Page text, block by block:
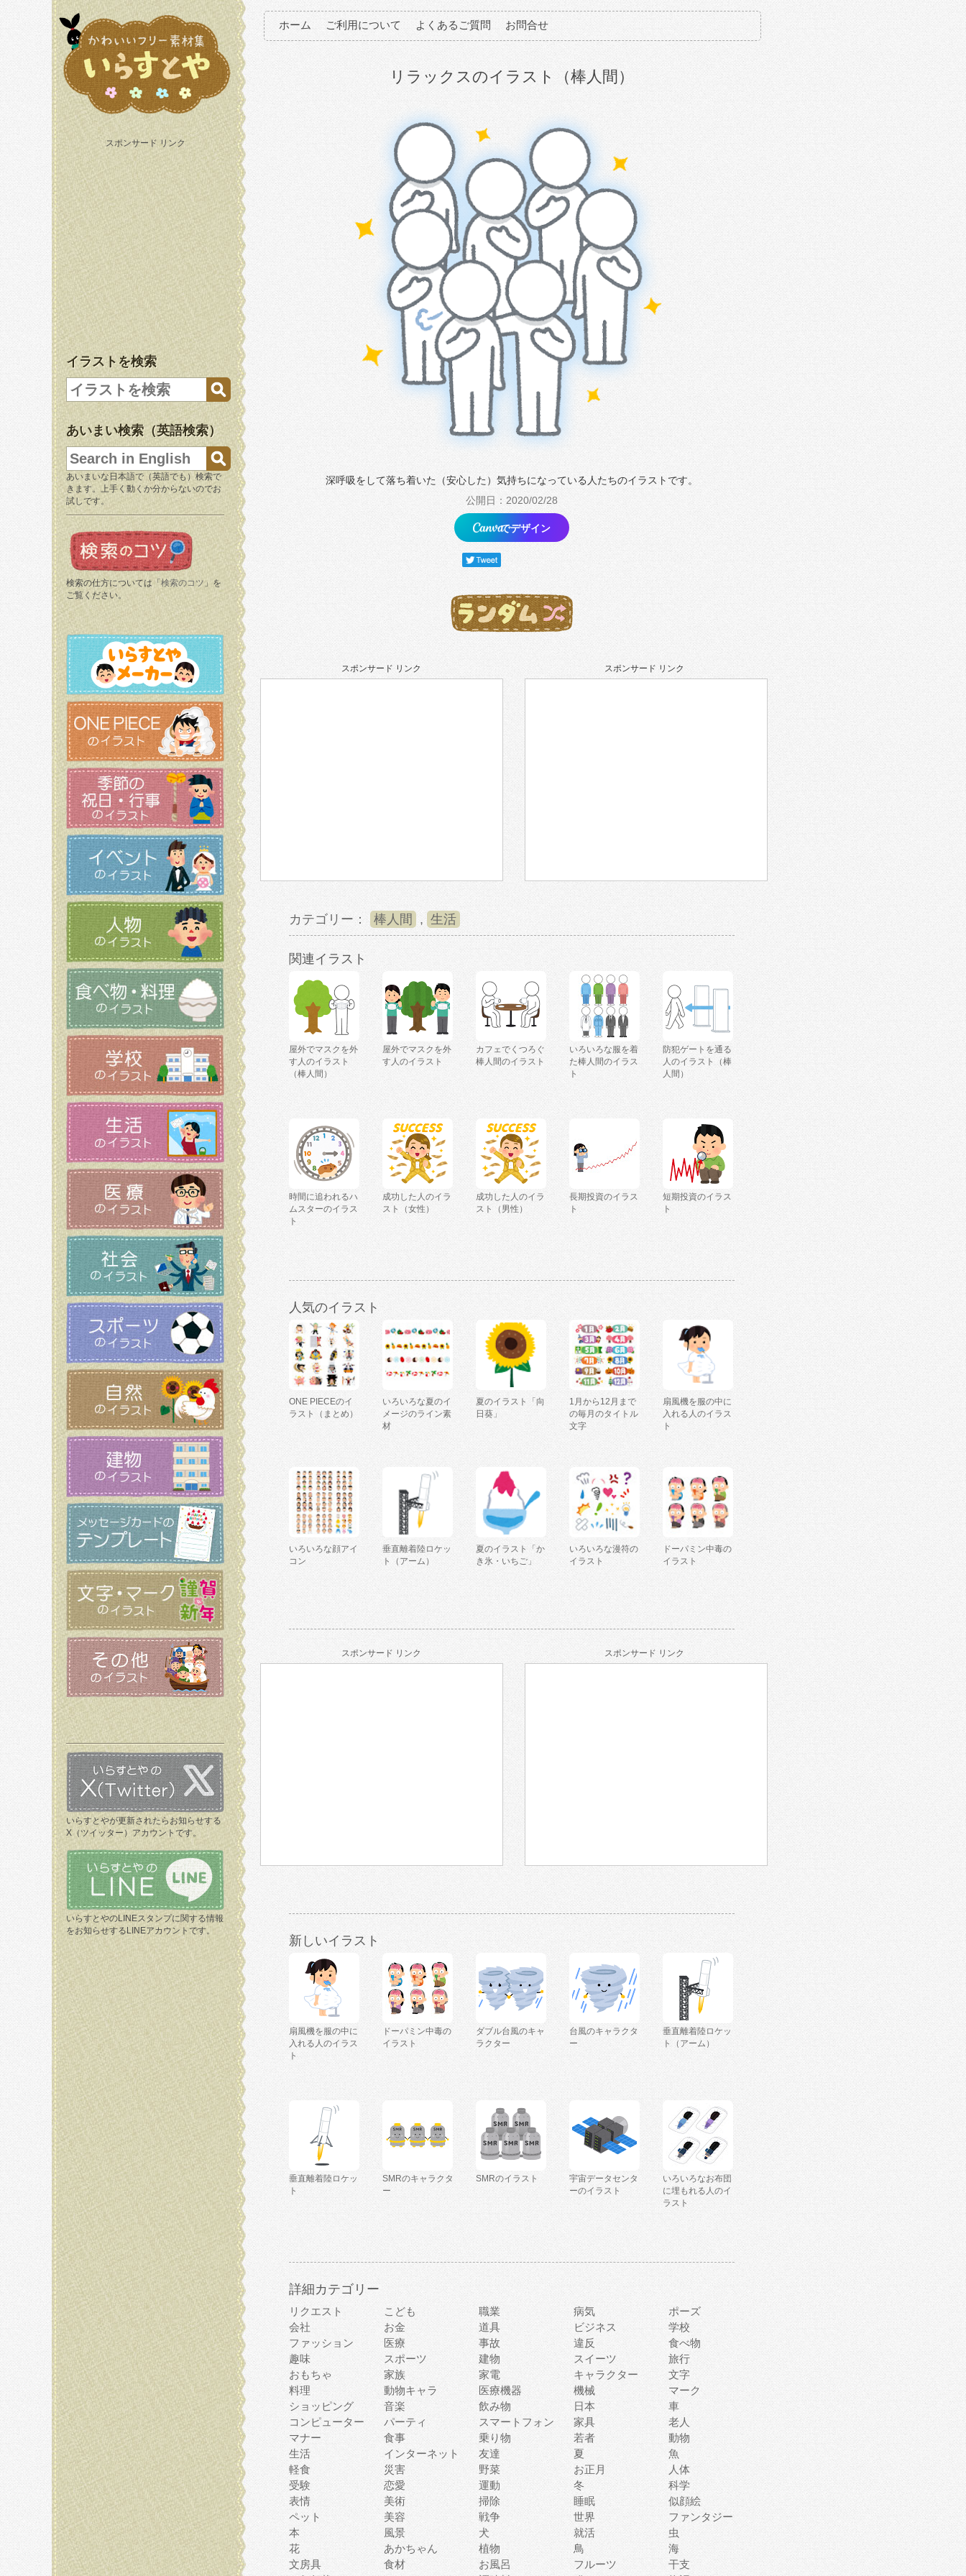
スポンサード リンク
イラストを検索
あいまい検索（英語検索）
あいまいな日本語で（英語でも）検索で
きます。上手く動くか分からないのでお
試しです。
検索の仕方については「 検索のコツ 」を
ご覧ください。
いらすとやが更新されたらお知らせする
X（ツイッター）アカウントです。
いらすとやのLINEスタンプに関する情報
をお知らせするLINEアカウントです。
ホーム ご利用について よくあるご質問 お問合せ
リラックスのイラスト（棒人間）
深呼吸をして落ち着いた（安心した）気持ちになっている人たちのイラストです。
公開日：2020/02/28
でデザイン
スポンサード リンク スポンサード リンク
カテゴリー： 棒人間 , 生活
関連イラスト
屋外でマスクを外
す人のイラスト
（棒人間）
屋外でマスクを外
す人のイラスト
カフェでくつろぐ
棒人間のイラスト
いろいろな服を着
た棒人間のイラス
ト
防犯ゲートを通る
人のイラスト（棒
人間）
時間に追われるハ
ムスターのイラス
ト
成功した人のイラ
スト（女性）
成功した人のイラ
スト（男性）
長期投資のイラス
ト
短期投資のイラス
ト
人気のイラスト
ONE PIECEのイ
ラスト（まとめ）
いろいろな夏のイ
メージのライン素
材
夏のイラスト「向
日葵」
1月から12月まで
の毎月のタイトル
文字
扇風機を服の中に
入れる人のイラス
ト
いろいろな顔アイ
コン
垂直離着陸ロケッ
ト（アーム）
夏のイラスト「か
き氷・いちご」
いろいろな漫符の
イラスト
ドーパミン中毒の
イラスト
スポンサード リンク スポンサード リンク
新しいイラスト
扇風機を服の中に
入れる人のイラス
ト
ドーパミン中毒の
イラスト
ダブル台風のキャ
ラクター
台風のキャラクタ
ー
垂直離着陸ロケッ
ト（アーム）
垂直離着陸ロケッ
ト
SMRのキャラクタ
ー
SMRのイラスト
宇宙データセンタ
ーのイラスト
いろいろなお布団
に埋もれる人のイ
ラスト
詳細カテゴリー
リクエスト こども 職業 病気
ポーズ
会社
お金 道具 ビジネス
学校
ファッション
医療 事故 違反
食べ物
趣味
スポーツ 建物 スイーツ
旅行
おもちゃ
家族 家電 キャラクター
文字
料理
動物キャラ 医療機器 機械
マーク
ショッピング
音楽 飲み物 日本
車
コンピューター
パーティ スマートフォン 家具
老人
マナー
食事 乗り物 若者
動物
生活
インターネット 友達 夏
魚
軽食
災害 野菜 お正月
人体
受験
恋愛 運動 冬
科学
表情
美術 掃除 睡眠
似顔絵
ペット
美容 戦争 世界
ファンタジー
本
風景 犬 就活
虫
花
あかちゃん 植物 鳥
海
文房具
食材 お風呂 フルーツ
干支